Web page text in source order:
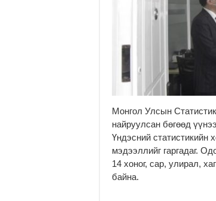
Монгол Улсын
найруулсан бөгөөд
Үндэсний статистикийн
мэдээллийг гаргадаг.
14 хоног, сар, улирал,
байна.